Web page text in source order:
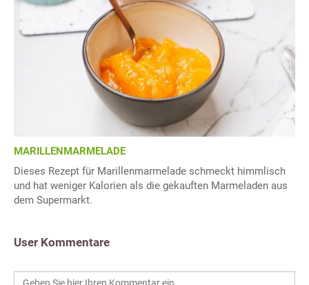
MARILLENMARMELADE
Dieses Rezept für Marillenmarmelade schmeckt himmlisch
und hat weniger Kalorien als die gekauften Marmeladen aus
dem Supermarkt.
User Kommentare